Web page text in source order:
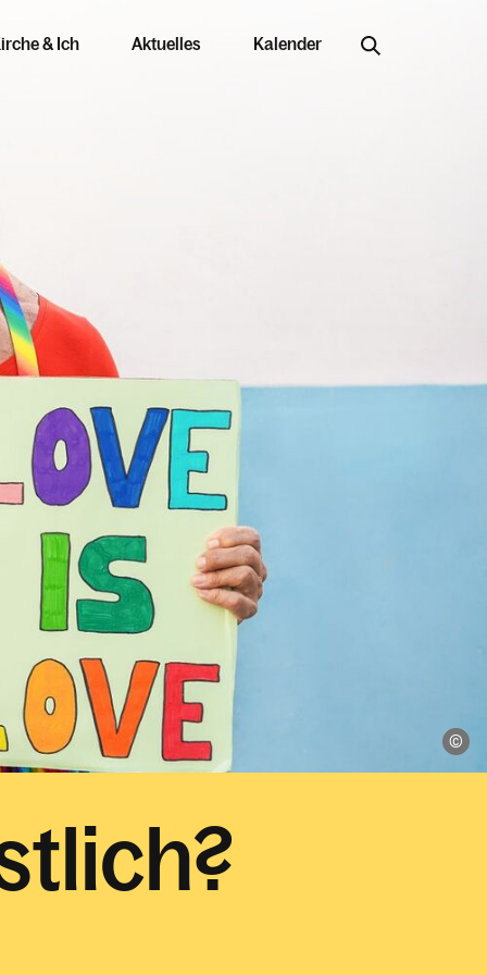
im Überblick
& Ich
Offene Stellen
Arbeiten in der Kirche
Ausbildungswege
Berufung
Aktuelles Kalender